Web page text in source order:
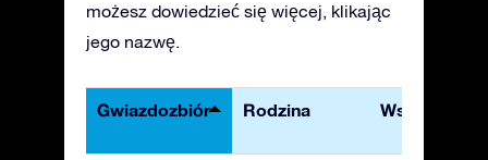
możesz dowiedzieć się więcej, klikając
jego nazwę.
Gwiazdozbiór Rodzina Współrzędne